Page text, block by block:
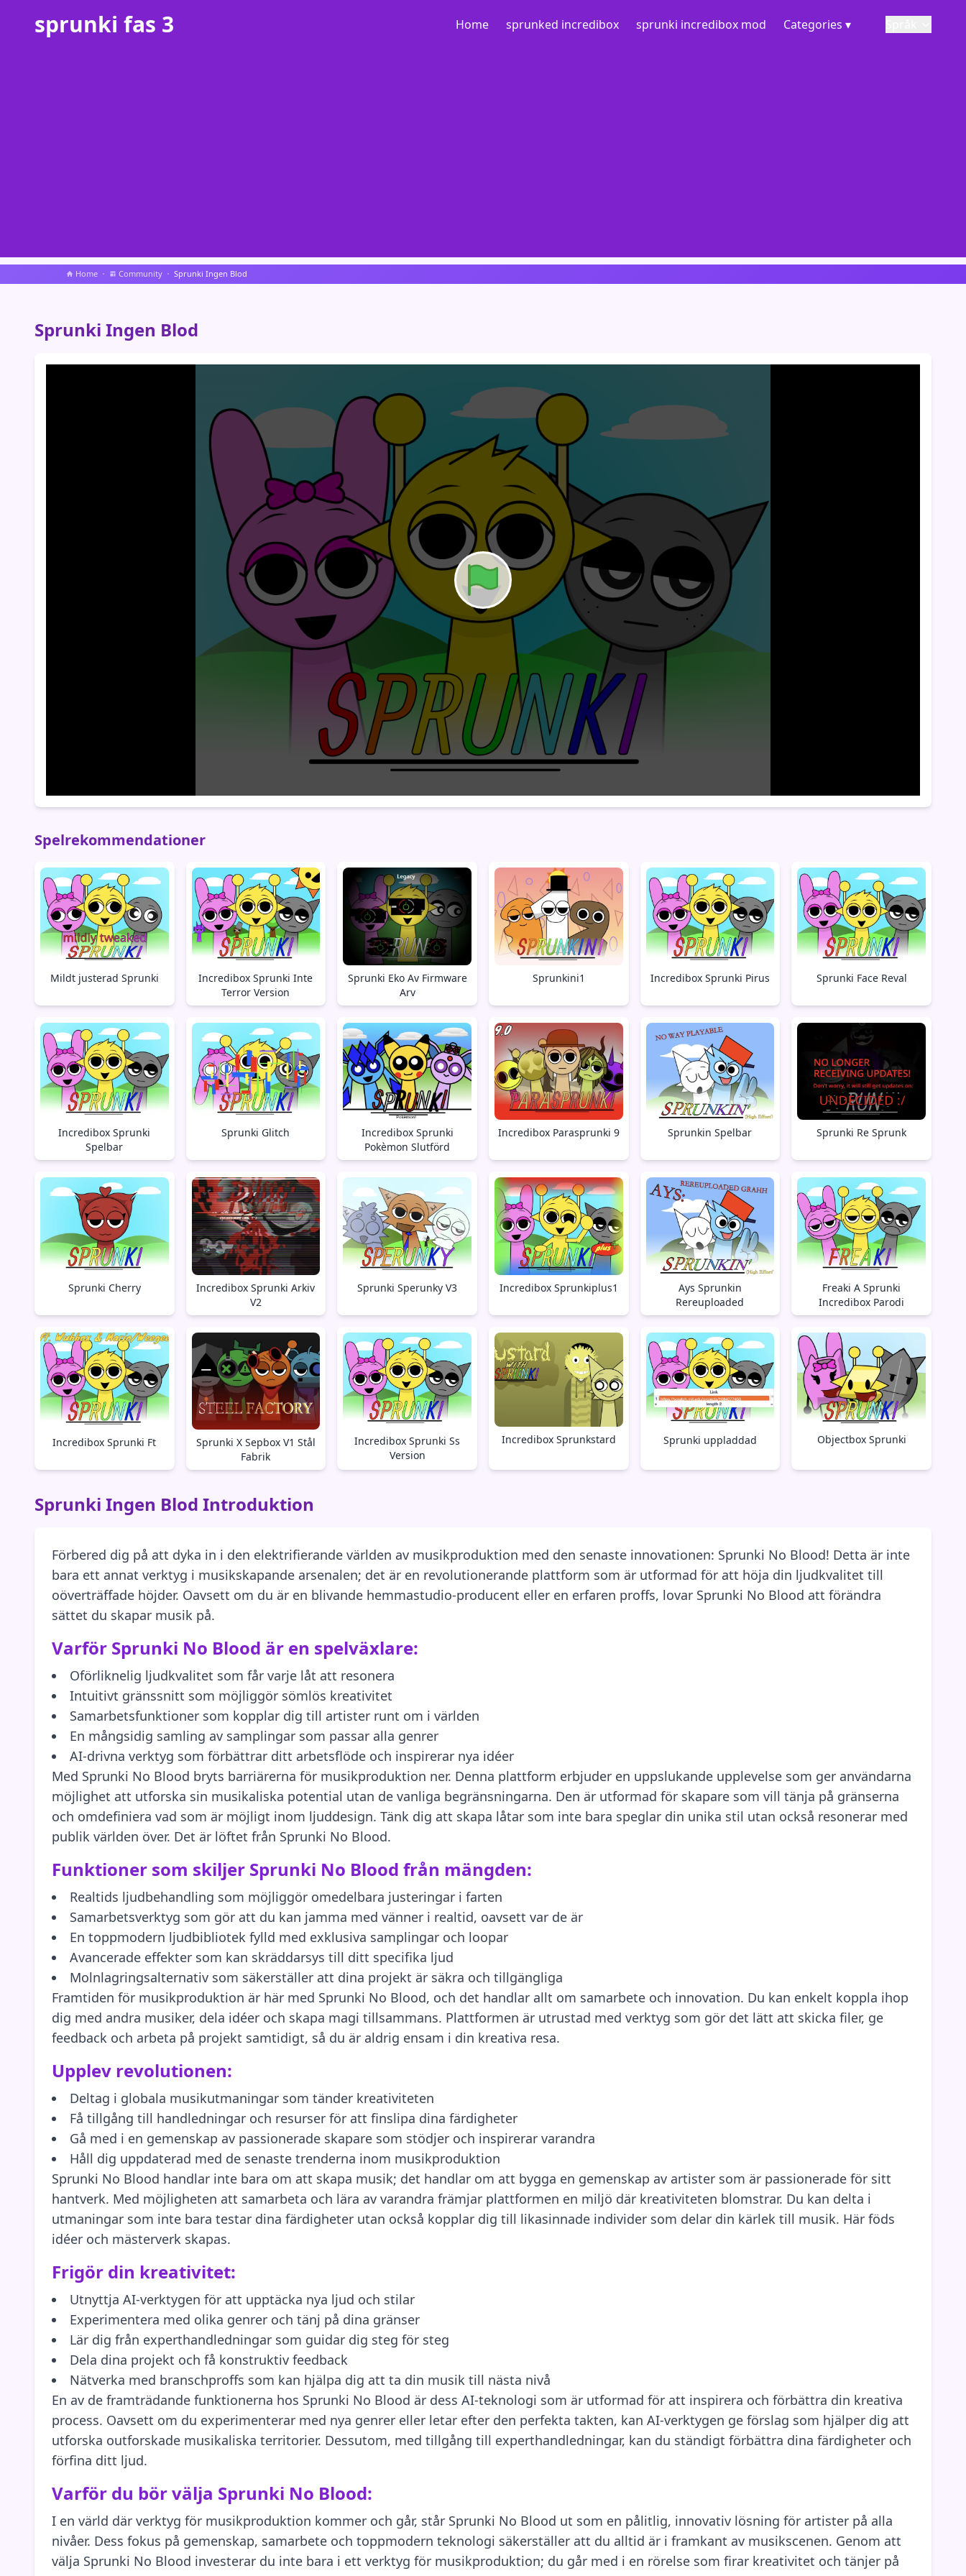
sprunki fas 3 Home sprunked incredibox sprunki incredibox mod Categories ▾
Home Community Sprunki Ingen Blod
Sprunki Ingen Blod
Spelrekommendationer
Mildt justerad Sprunki
Incredibox Sprunki Inte
Terror Version
Sprunki Eko Av Firmware
Arv
Sprunkini1 Incredibox Sprunki Pirus Sprunki Face Reval
Incredibox Sprunki
Spelbar
Sprunki Glitch
Incredibox Sprunki
Pokèmon Slutförd
Incredibox Parasprunki 9 Sprunkin Spelbar Sprunki Re Sprunk
Sprunki Cherry
Incredibox Sprunki Arkiv
V2
Sprunki Sperunky V3 Incredibox Sprunkiplus1
Ays Sprunkin
Rereuploaded
Freaki A Sprunki
Incredibox Parodi
Incredibox Sprunki Ft
Sprunki X Sepbox V1 Stål
Fabrik
Incredibox Sprunki Ss
Version
Incredibox Sprunkstard Sprunki uppladdad Objectbox Sprunki
Sprunki Ingen Blod Introduktion
Förbered dig på att dyka in i den elektrifierande världen av musikproduktion med den senaste innovationen: Sprunki No Blood! Detta är inte
bara ett annat verktyg i musikskapande arsenalen; det är en revolutionerande plattform som är utformad för att höja din ljudkvalitet till
oöverträffade höjder. Oavsett om du är en blivande hemmastudio-producent eller en erfaren proffs, lovar Sprunki No Blood att förändra
sättet du skapar musik på.
Varför Sprunki No Blood är en spelväxlare:
Oförliknelig ljudkvalitet som får varje låt att resonera
Intuitivt gränssnitt som möjliggör sömlös kreativitet
Samarbetsfunktioner som kopplar dig till artister runt om i världen
En mångsidig samling av samplingar som passar alla genrer
AI-drivna verktyg som förbättrar ditt arbetsflöde och inspirerar nya idéer
Med Sprunki No Blood bryts barriärerna för musikproduktion ner. Denna plattform erbjuder en uppslukande upplevelse som ger användarna
möjlighet att utforska sin musikaliska potential utan de vanliga begränsningarna. Den är utformad för skapare som vill tänja på gränserna
och omdefiniera vad som är möjligt inom ljuddesign. Tänk dig att skapa låtar som inte bara speglar din unika stil utan också resonerar med
publik världen över. Det är löftet från Sprunki No Blood.
Funktioner som skiljer Sprunki No Blood från mängden:
Realtids ljudbehandling som möjliggör omedelbara justeringar i farten
Samarbetsverktyg som gör att du kan jamma med vänner i realtid, oavsett var de är
En toppmodern ljudbibliotek fylld med exklusiva samplingar och loopar
Avancerade effekter som kan skräddarsys till ditt specifika ljud
Molnlagringsalternativ som säkerställer att dina projekt är säkra och tillgängliga
Framtiden för musikproduktion är här med Sprunki No Blood, och det handlar allt om samarbete och innovation. Du kan enkelt koppla ihop
dig med andra musiker, dela idéer och skapa magi tillsammans. Plattformen är utrustad med verktyg som gör det lätt att skicka filer, ge
feedback och arbeta på projekt samtidigt, så du är aldrig ensam i din kreativa resa.
Upplev revolutionen:
Deltag i globala musikutmaningar som tänder kreativiteten
Få tillgång till handledningar och resurser för att finslipa dina färdigheter
Gå med i en gemenskap av passionerade skapare som stödjer och inspirerar varandra
Håll dig uppdaterad med de senaste trenderna inom musikproduktion
Sprunki No Blood handlar inte bara om att skapa musik; det handlar om att bygga en gemenskap av artister som är passionerade för sitt
hantverk. Med möjligheten att samarbeta och lära av varandra främjar plattformen en miljö där kreativiteten blomstrar. Du kan delta i
utmaningar som inte bara testar dina färdigheter utan också kopplar dig till likasinnade individer som delar din kärlek till musik. Här föds
idéer och mästerverk skapas.
Frigör din kreativitet:
Utnyttja AI-verktygen för att upptäcka nya ljud och stilar
Experimentera med olika genrer och tänj på dina gränser
Lär dig från experthandledningar som guidar dig steg för steg
Dela dina projekt och få konstruktiv feedback
Nätverka med branschproffs som kan hjälpa dig att ta din musik till nästa nivå
En av de framträdande funktionerna hos Sprunki No Blood är dess AI-teknologi som är utformad för att inspirera och förbättra din kreativa
process. Oavsett om du experimenterar med nya genrer eller letar efter den perfekta takten, kan AI-verktygen ge förslag som hjälper dig att
utforska outforskade musikaliska territorier. Dessutom, med tillgång till experthandledningar, kan du ständigt förbättra dina färdigheter och
förfina ditt ljud.
Varför du bör välja Sprunki No Blood:
I en värld där verktyg för musikproduktion kommer och går, står Sprunki No Blood ut som en pålitlig, innovativ lösning för artister på alla
nivåer. Dess fokus på gemenskap, samarbete och toppmodern teknologi säkerställer att du alltid är i framkant av musikscenen. Genom att
välja Sprunki No Blood investerar du inte bara i ett verktyg för musikproduktion; du går med i en rörelse som firar kreativitet och tänjer på